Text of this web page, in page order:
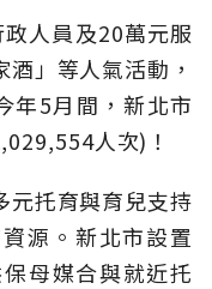
人員及20萬元服
」等人氣活動，
年5月間，新北市
人次)！
元托育與育兒支持
源。新北市設置
母媒合與就近托